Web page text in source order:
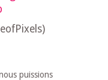
puissions